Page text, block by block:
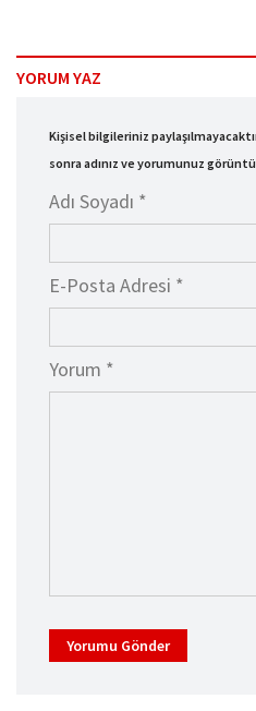
YORUM YAZ
Kişisel bilgileriniz
sonra adınız ve yorumunuz
Adı Soyadı *
E-Posta Adresi *
Yorum *
Yorumu Gönder